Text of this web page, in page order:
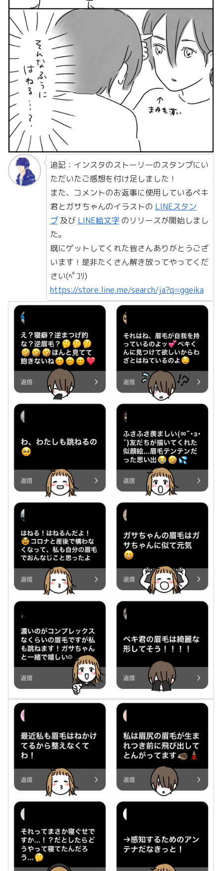
追記：インスタのストーリーのスタンプにい
ただいたご感想を付け足しました！
また、コメントのお返事に使用しているペキ
君とガサちゃんのイラストの LINEスタン
プ及び LINE絵文字のリリースが開始しまし
た。
既にゲットしてくれた皆さんありがとうござ
います！是非たくさん解き放ってやってくだ
さい(ﾍﾟｺﾘ)
https://store.line.me/search/ja?q=ggeika